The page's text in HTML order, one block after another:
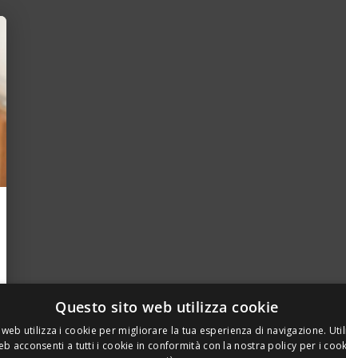
Questo sito web utilizza cookie
utilizza i cookie per migliorare la tua esperienza di navigazione.
acconsenti a tutti i cookie in conformità con la nostra policy per i